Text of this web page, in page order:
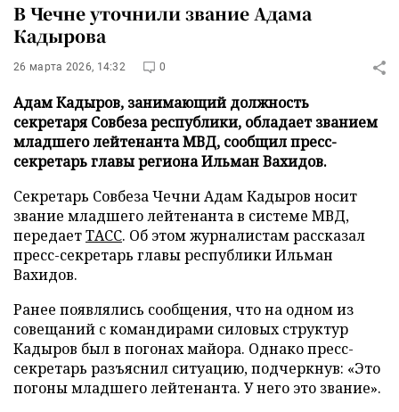
В Чечне уточнили звание Адама
Кадырова
26 марта 2026, 14:32 0
Адам Кадыров, занимающий должность
секретаря Совбеза республики, обладает званием
младшего лейтенанта МВД, сообщил пресс-
секретарь главы региона Ильман Вахидов.
Секретарь Совбеза Чечни Адам Кадыров носит
звание младшего лейтенанта в системе МВД,
передаетТАСС. Об этом журналистам рассказал
пресс-секретарь главы республики Ильман
Вахидов.
Ранее появлялись сообщения, что на одном из
совещаний с командирами силовых структур
Кадыров был в погонах майора. Однако пресс-
секретарь разъяснил ситуацию, подчеркнув: «Это
погоны младшего лейтенанта. У него это звание».